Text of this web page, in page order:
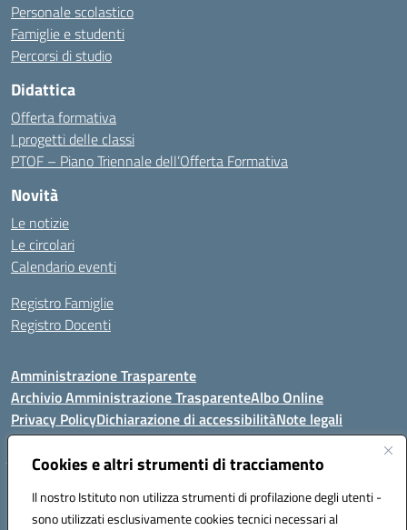
Cookies e altri strumenti di tracciamento
Il nostro Istituto non utilizza strumenti di profilazione degli utenti -
sono utilizzati esclusivamente cookies tecnici necessari al
Personale scolastico
Famiglie e studenti
Percorsi di studio
Didattica
Offerta formativa
I progetti delle classi
PTOF – Piano Triennale dell’Offerta Formativa
Novità
Le notizie
Le circolari
Calendario eventi
Registro Famiglie
Registro Docenti
Amministrazione Trasparente
Archivio Amministrazione TrasparenteAlbo Online
Privacy PolicyDichiarazione di accessibilitàNote legali
Istituto Comprensivo Statale